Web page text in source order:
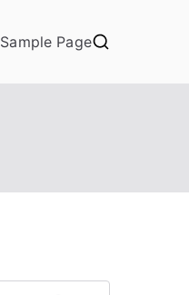
Sample Page